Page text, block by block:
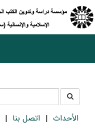
جستجو
در
سایتالأحداث اتصل بنا